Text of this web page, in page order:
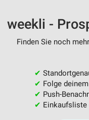
weekli -
Finden Sie noch
✔
✔ Folge
✔ Push-
✔ Einkaufsliste